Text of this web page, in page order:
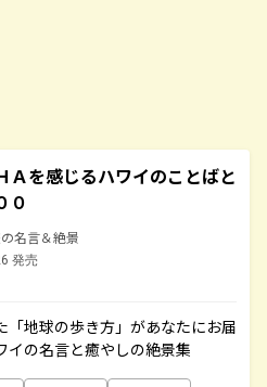
Ａを感じるハワイのことばと
０
名言＆絶景
発売
地球の歩き方」があなたにお届
イの名言と癒やしの絶景集